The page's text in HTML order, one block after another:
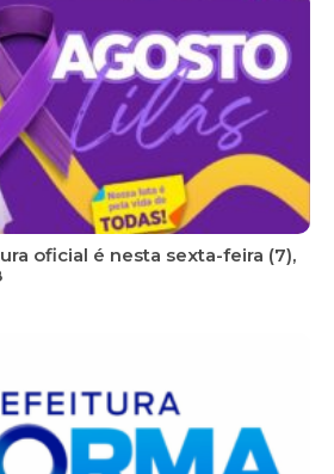
oficial é nesta sexta-feira (7),